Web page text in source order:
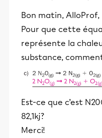
Bon matin, AlloProf,
Pour que cette
représente la
substance,
Est-ce que c’est
82,1kj?
Merci!